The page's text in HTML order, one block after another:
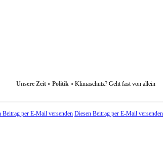
Unsere Zeit » Politik » Klimaschutz? Geht fast von allein
Diesen Beitrag per E-Mail versenden